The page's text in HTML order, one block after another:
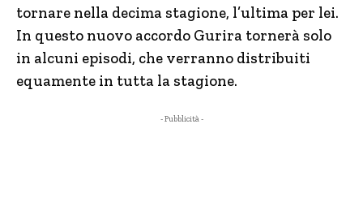
tornare nella decima stagione, l’ultima per lei.
In questo nuovo accordo Gurira tornerà solo
in alcuni episodi, che verranno distribuiti
equamente in tutta la stagione.
- Pubblicità -